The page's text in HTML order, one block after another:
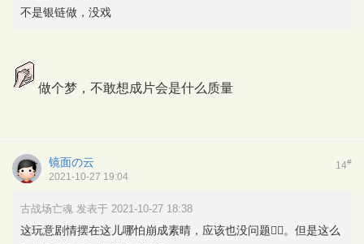
不是银链做，没戏
做个梦，不敢想成片会是什么质量
14#
镜面の云
2021-10-27 19:04
古战场亡魂 发表于 2021-10-27 18:38
这玩意剧情摆在这儿哪怕崩成素晴，应该也没问题👌🏻。但是这么